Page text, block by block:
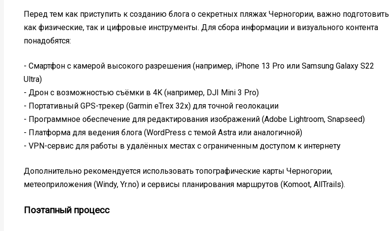
Перед тем как приступить к созданию блога о секретных пляжах Черногории, важно подготовить
как физические, так и цифровые инструменты. Для сбора информации и визуального контента
понадобятся:
- Смартфон с камерой высокого разрешения (например, iPhone 13 Pro или Samsung Galaxy S22
Ultra)
- Дрон с возможностью съёмки в 4K (например, DJI Mini 3 Pro)
- Портативный GPS-трекер (Garmin eTrex 32x) для точной геолокации
- Программное обеспечение для редактирования изображений (Adobe Lightroom, Snapseed)
- Платформа для ведения блога (WordPress с темой Astra или аналогичной)
- VPN-сервис для работы в удалённых местах с ограниченным доступом к интернету
Дополнительно рекомендуется использовать топографические карты Черногории,
метеоприложения (Windy, Yr.no) и сервисы планирования маршрутов (Komoot, AllTrails).
Поэтапный процесс